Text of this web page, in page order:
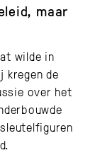
maar
wilde in
kregen de
over het